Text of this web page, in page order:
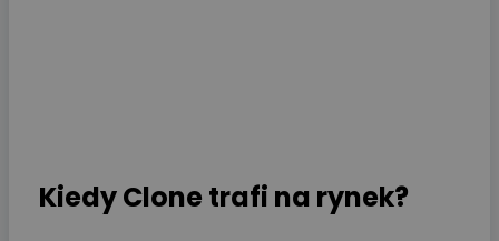
Kiedy Clone trafi na rynek?